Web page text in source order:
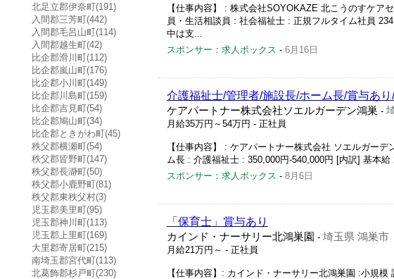
北足立郡伊奈町(191)
入間郡三芳町(442)
入間郡毛呂山町(114)
入間郡越生町(42)
比企郡滑川町(112)
比企郡嵐山町(176)
比企郡小川町(149)
比企郡川島町(159)
比企郡吉見町(54)
比企郡鳩山町(34)
比企郡ときがわ町(45)
秩父郡横瀬町(54)
秩父郡皆野町(147)
秩父郡長瀞町(50)
秩父郡小鹿野町(81)
秩父郡東秩父村(3)
児玉郡美里町(95)
児玉郡神川町(113)
児玉郡上里町(169)
大里郡寄居町(215)
南埼玉郡宮代町(113)
北葛飾郡杉戸町(230)
【仕事内容】 : 株式会社SOYOKAZE 北こうのすケ
員・生活相談員 : 社会福祉士 : 正規フルタイム社員
中は支...
スポンサー：求人ボックス - 6月16日
介護福祉士/管理者/施設長/ホーム長/賞与あ
ケアパートナー株式会社ソエルガーデン鴻巣 -
月給35万円～54万円 - 正社員
【仕事内容】 : ケアパートナー株式会社 ソエルガー
ム長 : 介護福祉士 : 350,000円-540,000円 [内訳] 基本
スポンサー：求人ボックス - 8月6日
「保育士」賞与あり
カインド・ナーサリー北鴻巣園 - 埼玉県 鴻巣市
月給21万円～ - 正社員
【仕事内容】: カインド・ナーサリー北鴻巣園 :小規